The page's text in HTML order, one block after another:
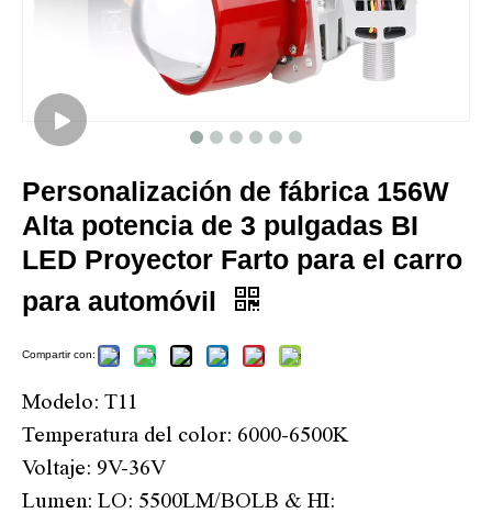
Personalización de fábrica 156W
Alta potencia de 3 pulgadas BI
LED Proyector Farto para el carro
para automóvil
Compartir con:
Modelo: T11
Temperatura del color: 6000-6500K
Voltaje: 9V-36V
Lumen: LO: 5500LM/BOLB & HI: